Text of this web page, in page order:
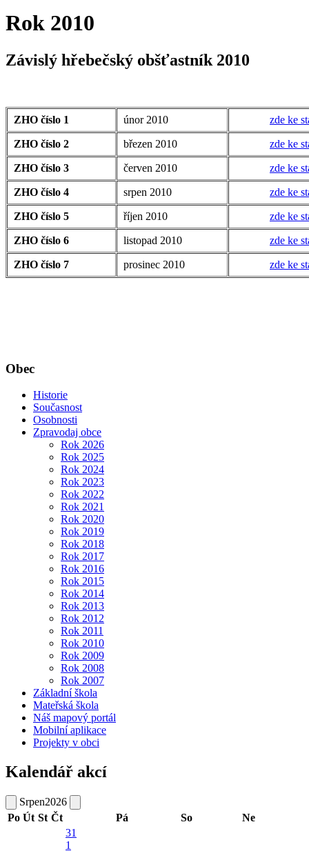
Rok 2010
Závislý hřebečský obšťastník 2010
ZHO číslo 1 únor 2010 zde ke
ZHO číslo 2 březen 2010 zde ke
ZHO číslo 3 červen 2010 zde ke
ZHO číslo 4 srpen 2010 zde ke
ZHO číslo 5 říjen 2010 zde ke
ZHO číslo 6 listopad 2010 zde ke
ZHO číslo 7 prosinec 2010 zde ke
Obec
Historie
Současnost
Osobnosti
Zpravodaj obce
Rok 2026
Rok 2025
Rok 2024
Rok 2023
Rok 2022
Rok 2021
Rok 2020
Rok 2019
Rok 2018
Rok 2017
Rok 2016
Rok 2015
Rok 2014
Rok 2013
Rok 2012
Rok 2011
Rok 2010
Rok 2009
Rok 2008
Rok 2007
Základní škola
Mateřská škola
Náš mapový portál
Mobilní aplikace
Projekty v obci
Kalendář akcí
Srpen2026
Po Út St Čt Pá So Ne
31
1